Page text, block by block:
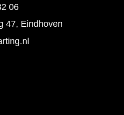
06
47, Eindhoven